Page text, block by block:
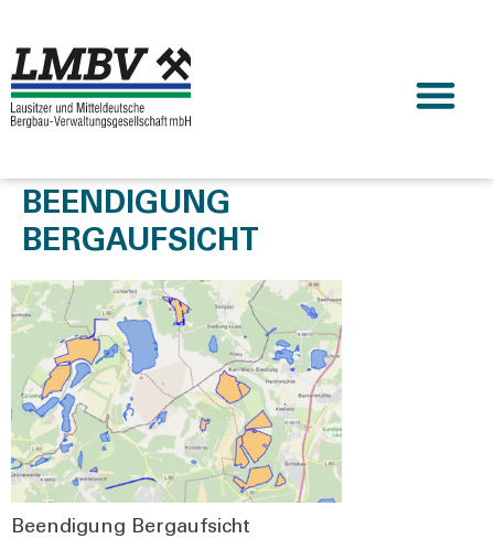
BEENDIGUNG
BERGAUFSICHT
Been­di­gung Berg­auf­sicht